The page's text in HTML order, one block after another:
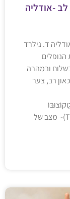
לב -אודליה
ד. גילרד
הנופלים
ובמהרה
רב, צער
קרדיומיופתיה (Takotsubo Cardiomyopathy)- מצב של